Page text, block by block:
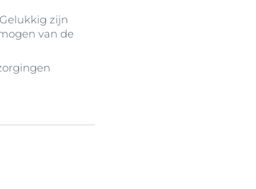
zijn
van de